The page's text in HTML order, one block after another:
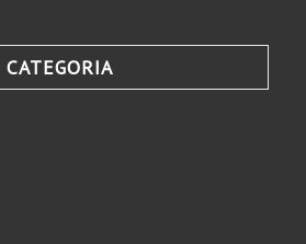
CATEGORIA